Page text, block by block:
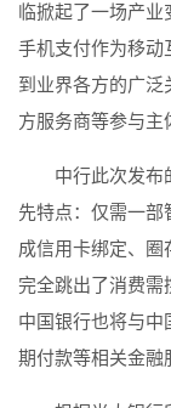
临掀起了一场产业
手机支付作为移动
到业界各方的广泛
方服务商等参与主
中行此次发布
先特点：仅需一
成信用卡绑定、圈
完全跳出了消费需
中国银行也将与中
期付款等相关金融